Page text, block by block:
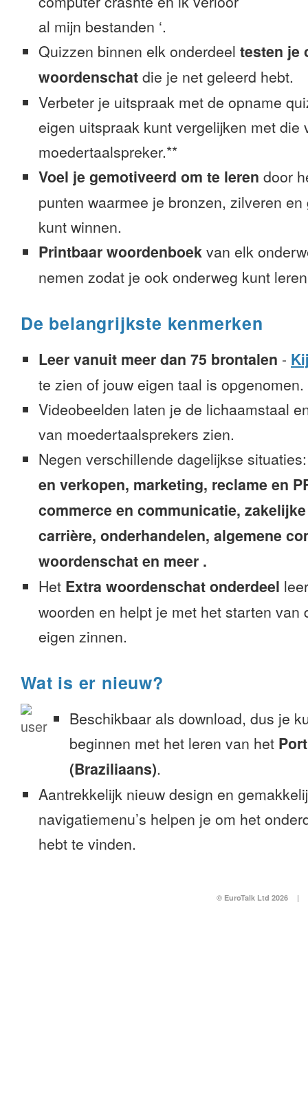
al mijn bestanden ‘.
Quizzen binnen elk onderdeel testen je
woordenschat die je net geleerd hebt.
Verbeter je uitspraak met de opname
eigen uitspraak kunt vergelijken met die
moedertaalspreker.**
Voel je gemotiveerd om te leren door
punten waarmee je bronzen, zilveren
kunt winnen.
Printbaar woordenboek van elk
nemen zodat je ook onderweg kunt
De belangrijkste kenmerken
Leer vanuit meer dan 75 brontalen -
te zien of jouw eigen taal is opgenomen.
Videobeelden laten je de lichaamstaal
van moedertaalsprekers zien.
Negen verschillende dagelijkse
en verkopen, marketing, reclame en
commerce en communicatie,
carrière, onderhandelen, algemene
woordenschat en meer .
Het Extra woordenschat onderdeel
woorden en helpt je met het starten van
eigen zinnen.
Wat is er nieuw?
Beschikbaar als download, dus je
beginnen met het leren van het
(Braziliaans).
Aantrekkelijk nieuw design en
navigatiemenu’s helpen je om het
hebt te vinden.
© EuroTalk Ltd 2026 |